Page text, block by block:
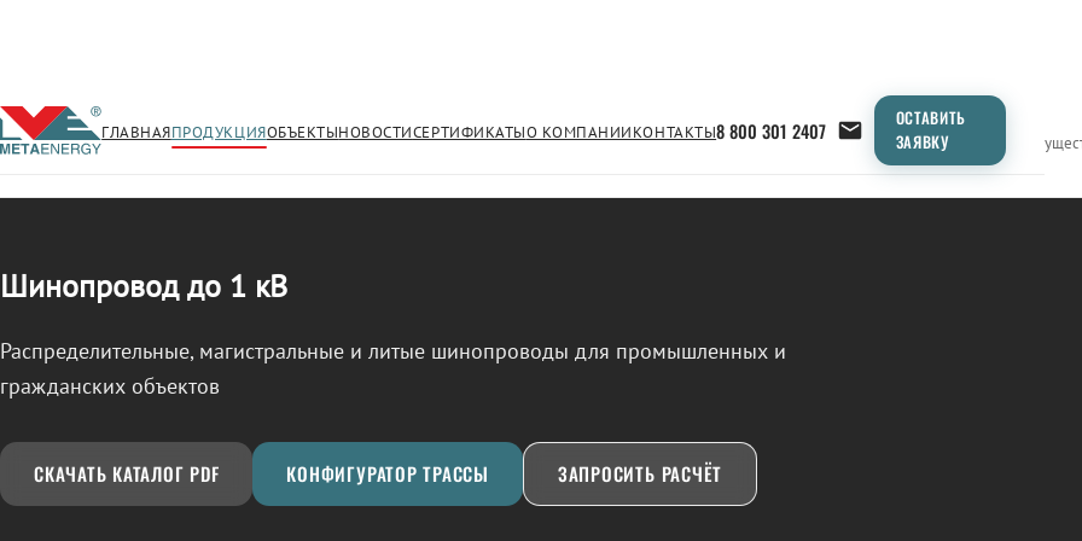
ГЛАВНАЯПРОДУКЦИЯОБЪЕКТЫНОВОСТИСЕРТИФИКАТЫО КОМПАНИИКОНТАКТЫ8 800 301 2407
ОСТАВИТЬ
ЗАЯВКУ
← Продукция/ШИНОПРОВОД Применение Продукция ТипоразмерыСравнение
Шинопровод до 1 кВ
Распределительные, магистральные и литые шинопроводы для промышленных и
гражданских объектов
СКАЧАТЬ КАТАЛОГ PDF КОНФИГУРАТОР ТРАССЫ ЗАПРОСИТЬ РАСЧЁТ